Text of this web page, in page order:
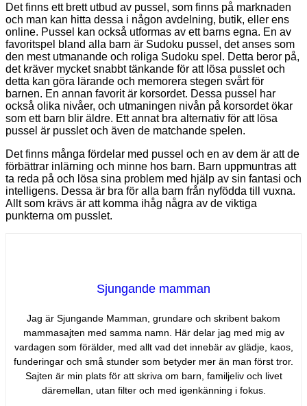
Det finns ett brett utbud av pussel, som finns på marknaden
och man kan hitta dessa i någon avdelning, butik, eller ens
online. Pussel kan också utformas av ett barns egna. En av
favoritspel bland alla barn är Sudoku pussel, det anses som
den mest utmanande och roliga Sudoku spel. Detta beror på,
det kräver mycket snabbt tänkande för att lösa pusslet och
detta kan göra lärande och memorera stegen svårt för
barnen. En annan favorit är korsordet. Dessa pussel har
också olika nivåer, och utmaningen nivån på korsordet ökar
som ett barn blir äldre. Ett annat bra alternativ för att lösa
pussel är pusslet och även de matchande spelen.
Det finns många fördelar med pussel och en av dem är att de
förbättrar inlärning och minne hos barn. Barn uppmuntras att
ta reda på och lösa sina problem med hjälp av sin fantasi och
intelligens. Dessa är bra för alla barn från nyfödda till vuxna.
Allt som krävs är att komma ihåg några av de viktiga
punkterna om pusslet.
Sjungande mamman
Jag är Sjungande Mamman, grundare och skribent bakom
mammasajten med samma namn. Här delar jag med mig av
vardagen som förälder, med allt vad det innebär av glädje, kaos,
funderingar och små stunder som betyder mer än man först tror.
Sajten är min plats för att skriva om barn, familjeliv och livet
däremellan, utan filter och med igenkänning i fokus.